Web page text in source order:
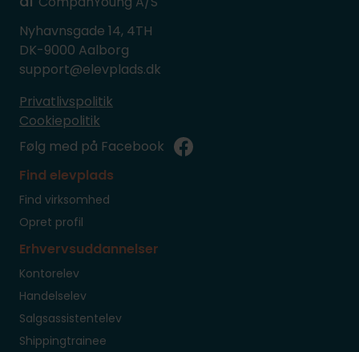
Nyhavnsgade 14, 4TH
DK-9000 Aalborg
support@elevplads.dk
Privatlivspolitik
Cookiepolitik
Følg med på Facebook
Find elevplads
Find virksomhed
Opret profil
Erhvervsuddannelser
Kontorelev
Handelselev
Salgsassistentelev
Shippingtrainee